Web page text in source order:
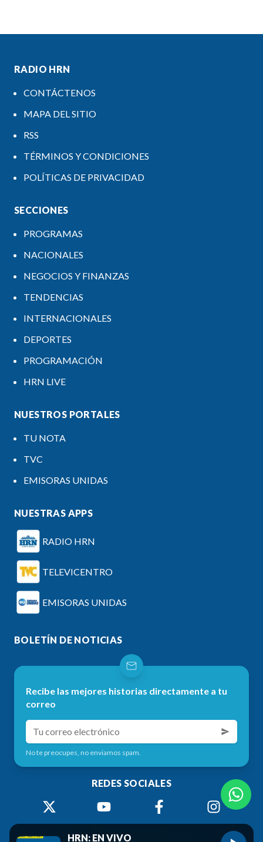
RADIO HRN
CONTÁCTENOS
MAPA DEL SITIO
RSS
TÉRMINOS Y CONDICIONES
POLÍTICAS DE PRIVACIDAD
SECCIONES
PROGRAMAS
NACIONALES
NEGOCIOS Y FINANZAS
TENDENCIAS
INTERNACIONALES
DEPORTES
PROGRAMACIÓN
HRN LIVE
NUESTROS PORTALES
TU NOTA
TVC
EMISORAS UNIDAS
NUESTRAS APPS
RADIO HRN
TELEVICENTRO
EMISORAS UNIDAS
BOLETÍN DE NOTICIAS
Recibe las mejores historias directamente a tu
correo
No te preocupes, no enviamos spam.
REDES SOCIALES
HRN: EN VIVO